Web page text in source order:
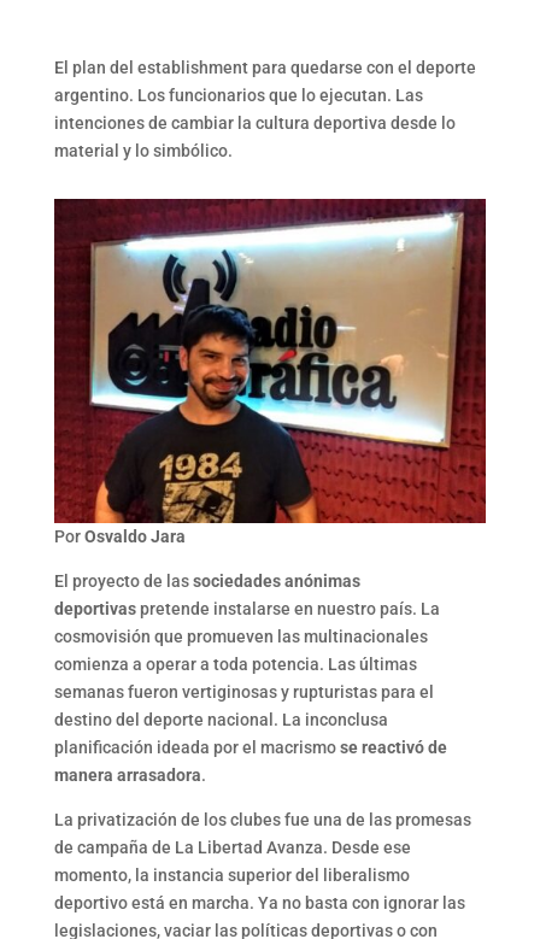
El plan del establishment para quedarse con el deporte
argentino. Los funcionarios que lo ejecutan. Las
intenciones de cambiar la cultura deportiva desde lo
material y lo simbólico.
PorOsvaldo Jara
El proyecto de lassociedades anónimas
deportivaspretende instalarse en nuestro país. La
cosmovisión que promueven las multinacionales
comienza a operar a toda potencia. Las últimas
semanas fueron vertiginosas y rupturistas para el
destino del deporte nacional. La inconclusa
planificación ideada por el macrismose reactivó de
manera arrasadora.
La privatización de los clubes fue una de las promesas
de campaña de La Libertad Avanza. Desde ese
momento, la instancia superior del liberalismo
deportivo está en marcha. Ya no basta con ignorar las
legislaciones, vaciar las políticas deportivas o con